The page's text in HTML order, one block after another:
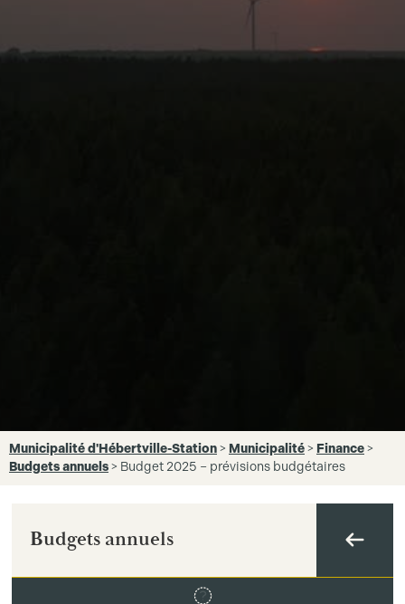
Municipalité d'Hébertville-Station> Municipalité> Finance>
Budgets annuels> Budget 2025 – prévisions budgétaires
Budgets annuels